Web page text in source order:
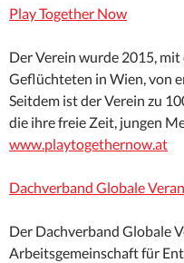
Play Together Now
Der Verein wurde 2015,
Geflüchteten in Wien, von
Seitdem ist der Verein zu
die ihre freie Zeit, jungen
www.playtogethernow.at
Dachverband Globale
Der Dachverband Globale
Arbeitsgemeinschaft für